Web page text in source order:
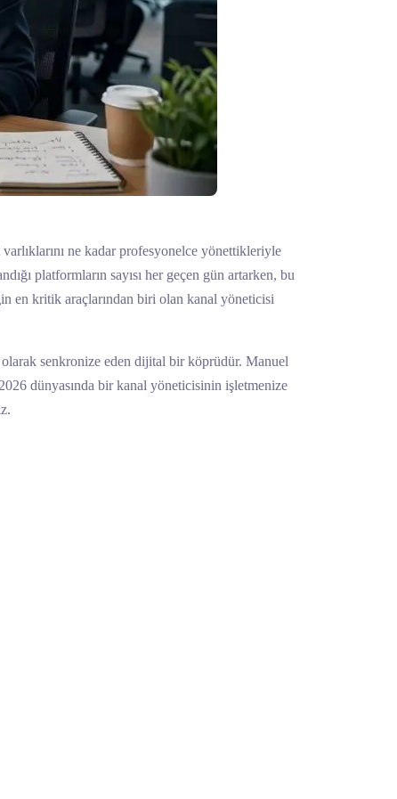
ne kadar profesyonelce yönettikleriyle
platformların sayısı her geçen gün artarken, bu
en kritik araçlarından biri olan kanal yöneticisi
senkronize eden dijital bir köprüdür. Manuel
dünyasında bir kanal yöneticisinin işletmenize